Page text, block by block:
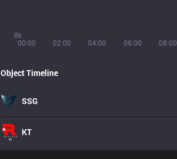
00:00 02:00 04:00 06:00 08:00
8k
Object Timeline
SSG
KT